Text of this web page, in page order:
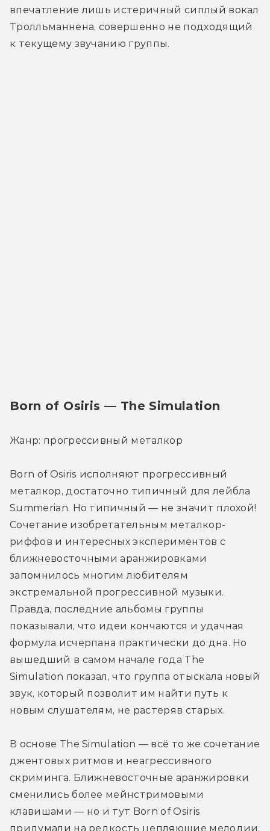
впечатление лишь истеричный сиплый вокал
Тролльманнена, совершенно не подходящий
к текущему звучанию группы.
Born of Osiris — The Simulation
Жанр: прогрессивный металкор
Born of Osiris исполняют прогрессивный
металкор, достаточно типичный для лейбла
Summerian. Но типичный — не значит плохой!
Сочетание изобретательным металкор-
риффов и интересных экспериментов с
ближневосточными аранжировками
запомнилось многим любителям
экстремальной прогрессивной музыки.
Правда, последние альбомы группы
показывали, что идеи кончаются и удачная
формула исчерпана практически до дна. Но
вышедший в самом начале года The
Simulation показал, что группа отыскала новый
звук, который позволит им найти путь к
новым слушателям, не растеряв старых.
В основе The Simulation — всё то же сочетание
джентовых ритмов и неагрессивного
скриминга. Ближневосточные аранжировки
сменились более мейнстримовыми
клавишами — но и тут Born of Osiris
придумали на редкость цепляющие мелодии.